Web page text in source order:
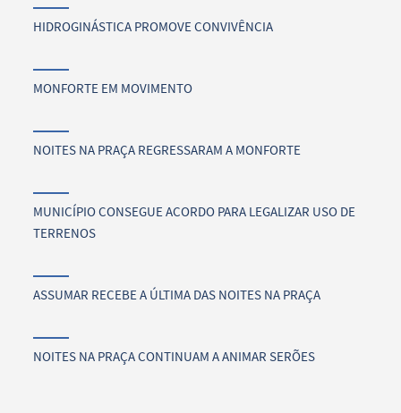
HIDROGINÁSTICA PROMOVE CONVIVÊNCIA
MONFORTE EM MOVIMENTO
NOITES NA PRAÇA REGRESSARAM A MONFORTE
MUNICÍPIO CONSEGUE ACORDO PARA LEGALIZAR USO DE
TERRENOS
ASSUMAR RECEBE A ÚLTIMA DAS NOITES NA PRAÇA
NOITES NA PRAÇA CONTINUAM A ANIMAR SERÕES